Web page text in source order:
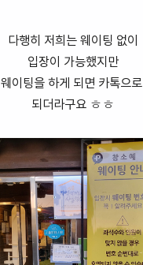
다행히 저희는 웨이팅 없이
입장이 가능했지만
웨이팅을 하게 되면 카톡으로
되더라구요 ㅎㅎ